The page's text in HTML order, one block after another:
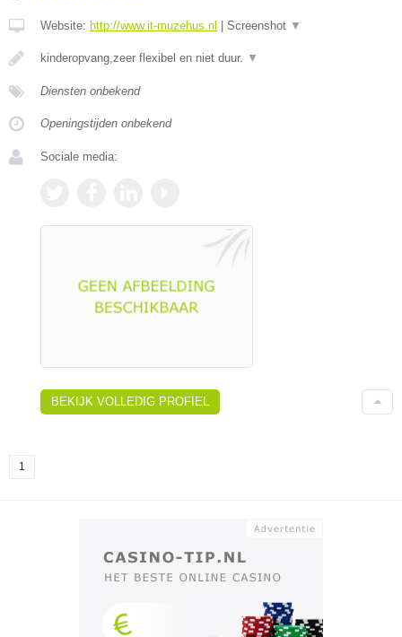
Website: http://www.it-muzehus.nl Screenshot ▼
kinderopvang,zeer flexibel en niet duur. ▼
Diensten onbekend
Openingstijden onbekend
Sociale media:
BEKIJK VOLLEDIG PROFIEL
1